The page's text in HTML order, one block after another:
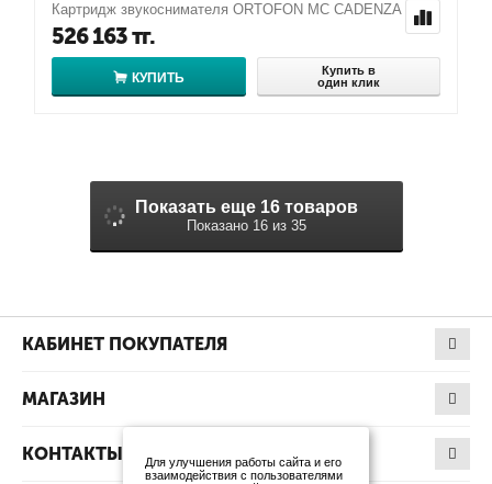
Картридж звукоснимателя ORTOFON MC CADENZA RED
526 163тг.
КУПИТЬ
Купить в
один клик
Показать еще 16 товаров
Показано 16 из 35
КАБИНЕТ ПОКУПАТЕЛЯ
МАГАЗИН
КОНТАКТЫ
Для улучшения работы сайта и его
взаимодействия с пользователями